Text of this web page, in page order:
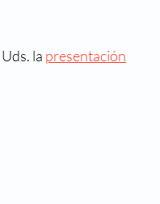
la presentación